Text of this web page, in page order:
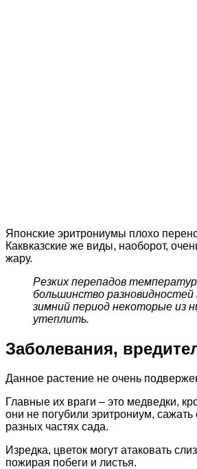
Японские эритрониумы плохо
Каквказские же виды, наоборот,
жару.
Резких перепадов
большинство
зимний период некоторые из
утеплить.
Заболевания,
Данное растение не очень
Главные их враги – это медведки,
они не погубили эритрониум, сажать
разных частях сада.
Изредка, цветок могут атаковать
пожирая побеги и листья.